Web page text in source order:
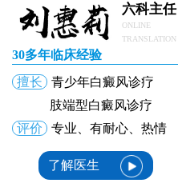
六科主任
ONLINE
TRANSLATION
30多年临床经验
擅长
青少年白癜风诊疗
肢端型白癜风诊疗
评价
专业、有耐心、热情
了解医生